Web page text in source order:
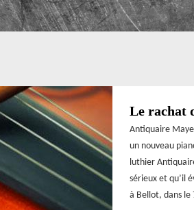
Le rachat
Antiquaire
un nouveau
luthier
sérieux et qu’il
à Bellot, dans le